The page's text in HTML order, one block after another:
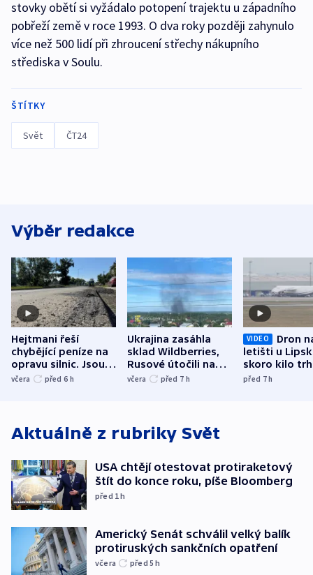
stovky obětí si vyžádalo potopení trajektu u západního
pobřeží země v roce 1993. O dva roky později zahynulo
více než 500 lidí při zhroucení střechy nákupního
střediska v Soulu.
ŠTÍTKY
Svět ČT24
Výběr redakce
Hejtmani řeší
chybějící peníze na
opravu silnic. Jsou
nenárokové, namítá
včera před 6 h
Ukrajina zasáhla
sklad Wildberries,
Rusové útočili na
trh, hasiče či
včera před 7 h
VIDEO
Dron
letišti u
skoro kilo
indicie
před 7h
Aktuálně z rubriky Svět
USA chtějí otestovat protiraketový
štít do konce roku, píše Bloomberg
před 1h
Americký Senát schválil velký balík
protiruských sankčních opatření
včera před 5h